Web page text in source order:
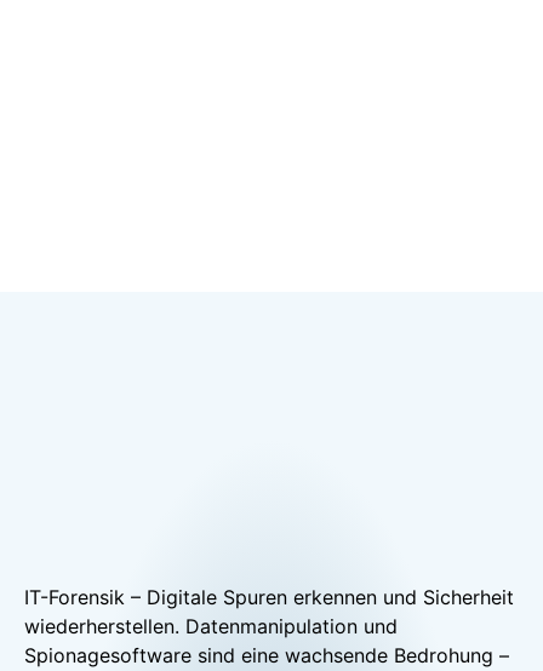
IT-Forensik – Digitale Spuren erkennen und Sicherheit
wiederherstellen. Datenmanipulation und
Spionagesoftware sind eine wachsende Bedrohung –